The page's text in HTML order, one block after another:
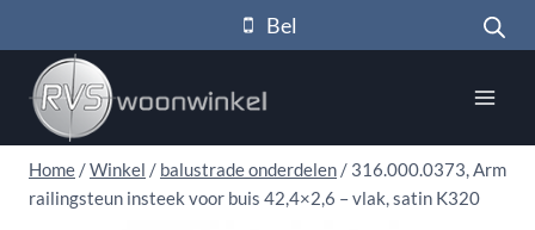
naar
inhoud
Bel
Home /Winkel / balustrade onderdelen / 316.000.0373, Arm
railingsteun insteek voor buis 42,4×2,6 – vlak, satin K320